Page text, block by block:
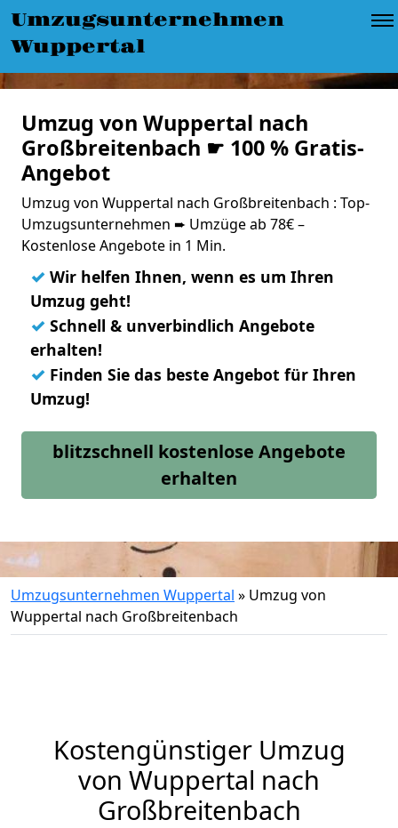
Umzugsunternehmen
Wuppertal
Umzug von Wuppertal nach
Großbreitenbach ☛ 100 % Gratis-
Angebot
Umzug von Wuppertal nach Großbreitenbach : Top-
Umzugsunternehmen ➨ Umzüge ab 78€ –
Kostenlose Angebote in 1 Min.
✓ Wir helfen Ihnen, wenn es um Ihren
Umzug geht!
✓ Schnell & unverbindlich Angebote
erhalten!
✓ Finden Sie das beste Angebot für Ihren
Umzug!
blitzschnell kostenlose Angebote
erhalten
Umzugsunternehmen Wuppertal » Umzug von
Wuppertal nach Großbreitenbach
Kostengünstiger Umzug
von Wuppertal nach
Großbreitenbach